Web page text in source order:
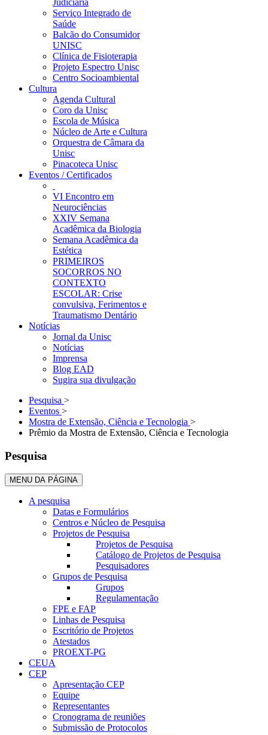
Judiciária
Serviço Integrado de
Saúde
Balcão do Consumidor
UNISC
Clínica de Fisioterapia
Projeto Espectro Unisc
Centro Socioambiental
Cultura
Agenda Cultural
Coro da Unisc
Escola de Música
Núcleo de Arte e Cultura
Orquestra de Câmara da
Unisc
Pinacoteca Unisc
Eventos / Certificados
VI Encontro em
Neurociências
XXIV Semana
Acadêmica da Biologia
Semana Acadêmica da
Estética
PRIMEIROS
SOCORROS NO
CONTEXTO
ESCOLAR: Crise
convulsiva, Ferimentos e
Traumatismo Dentário
Notícias
Jornal da Unisc
Notícias
Imprensa
Blog EAD
Sugira sua divulgação
Pesquisa >
Eventos >
Mostra de Extensão, Ciência e Tecnologia >
Prêmio da Mostra de Extensão, Ciência e Tecnologia
Pesquisa
MENU DA PÁGINA
A pesquisa
Datas e Formulários
Centros e Núcleo de Pesquisa
Projetos de Pesquisa
Projetos de Pesquisa
Catálogo de Projetos de Pesquisa
Pesquisadores
Grupos de Pesquisa
Grupos
Regulamentação
FPE e FAP
Linhas de Pesquisa
Escritório de Projetos
Atestados
PROEXT-PG
CEUA
CEP
Apresentação CEP
Equipe
Representantes
Cronograma de reuniões
Submissão de Protocolos